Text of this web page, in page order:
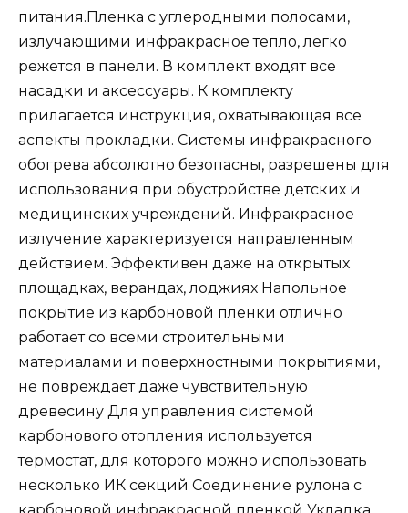
питания.Пленка с углеродными полосами,
излучающими инфракрасное тепло, легко
режется в панели. В комплект входят все
насадки и аксессуары. К комплекту
прилагается инструкция, охватывающая все
аспекты прокладки. Системы инфракрасного
обогрева абсолютно безопасны, разрешены для
использования при обустройстве детских и
медицинских учреждений. Инфракрасное
излучение характеризуется направленным
действием. Эффективен даже на открытых
площадках, верандах, лоджиях Напольное
покрытие из карбоновой пленки отлично
работает со всеми строительными
материалами и поверхностными покрытиями,
не повреждает даже чувствительную
древесину Для управления системой
карбонового отопления используется
термостат, для которого можно использовать
несколько ИК секций Соединение рулона с
карбоновой инфракрасной пленкой Укладка